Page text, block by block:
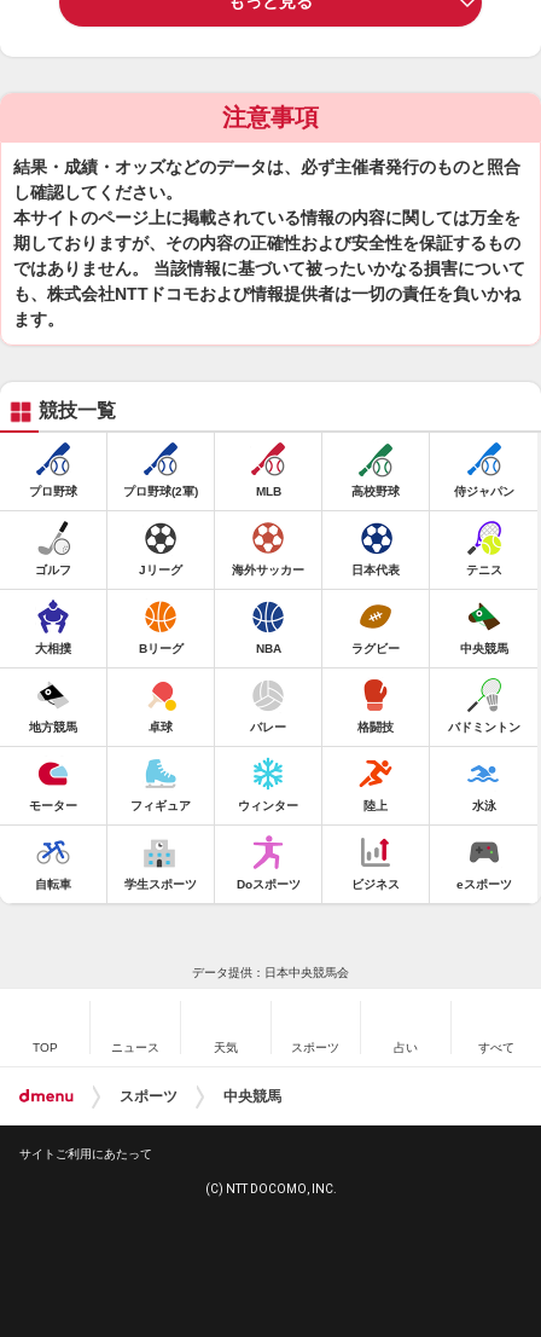
注意事項
結果・成績・オッズなどのデータは、必ず主催者発行のものと照合
し確認してください。
本サイトのページ上に掲載されている情報の内容に関しては万全を
期しておりますが、その内容の正確性および安全性を保証するもの
ではありません。 当該情報に基づいて被ったいかなる損害について
も、株式会社NTTドコモおよび情報提供者は一切の責任を負いかね
ます。
競技一覧
プロ野球 プロ野球(2軍) MLB 高校野球 侍ジャパン
ゴルフ Jリーグ 海外サッカー 日本代表 テニス
大相撲 Bリーグ NBA ラグビー 中央競馬
地方競馬 卓球 バレー 格闘技 バドミントン
モーター フィギュア ウィンター 陸上 水泳
自転車 学生スポーツ Doスポーツ ビジネス eスポーツ
データ提供：日本中央競馬会
TOP ニュース 天気 スポーツ 占い すべて
スポーツ 中央競馬
サイトご利用にあたって
(C) NTT DOCOMO, INC.